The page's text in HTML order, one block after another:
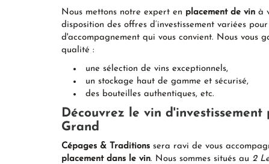
Nous mettons notre expert en placement de vin à
disposition des offres d’investissement variées
d'accompagnement qui vous convient. Nous vous
qualité :
une sélection de vins exceptionnels,
un stockage haut de gamme et sécurisé,
des bouteilles authentiques, etc.
Découvrez le vin d'investissement
Grand
Cépages & Traditions sera ravi de vous
placement dans le vin. Nous sommes situés au 2